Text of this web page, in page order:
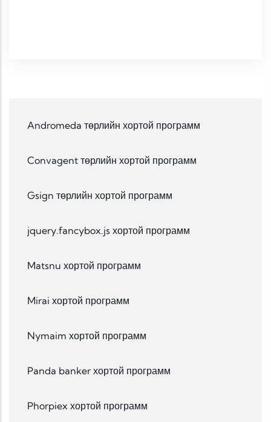
Andromeda төрлийн хортой программ
Convagent төрлийн хортой программ
Gsign төрлийн хортой программ
jquery.fancybox.js хортой программ
Matsnu хортой программ
Mirai хортой программ
Nymaim хортой программ
Panda banker хортой программ
Phorpiex хортой программ